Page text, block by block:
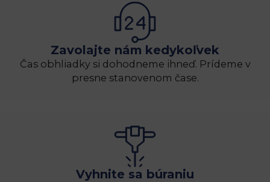
Zavolajte nám kedykoľvek
Čas obhliadky si dohodneme ihneď. Prídeme v
presne stanovenom čase.
Vyhnite sa búraniu